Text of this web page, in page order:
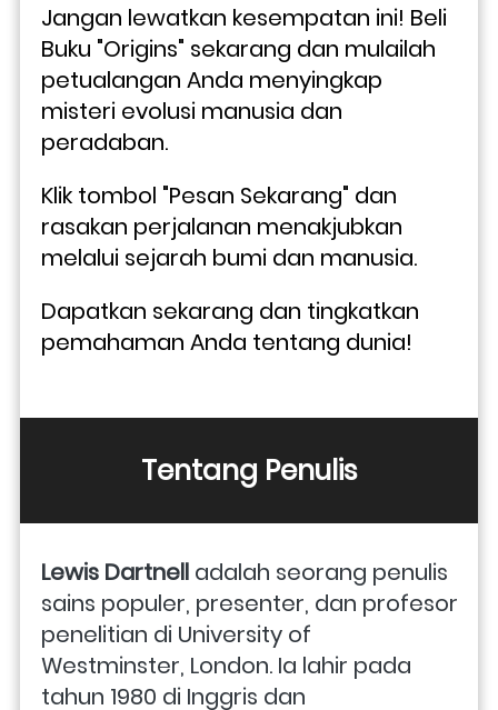
Jangan lewatkan kesempatan ini! Beli
Buku "Origins" sekarang dan mulailah
petualangan Anda menyingkap
misteri evolusi manusia dan
peradaban.
Klik tombol "Pesan Sekarang" dan
rasakan perjalanan menakjubkan
melalui sejarah bumi dan manusia.
Dapatkan sekarang dan tingkatkan
pemahaman Anda tentang dunia!
Tentang Penulis
Lewis Dartnell adalah seorang penulis
sains populer, presenter, dan profesor
penelitian di University of
Westminster, London. Ia lahir pada
tahun 1980 di Inggris dan